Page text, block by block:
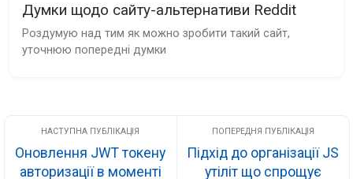
Думки щодо сайту-альтернативи Reddit
Роздумую над тим як можно зробити такий сайт,
уточнюю попередні думки
Оновлення JWT токену
авторизації в моменті
Підхід до організації JS
утіліт що спрощує